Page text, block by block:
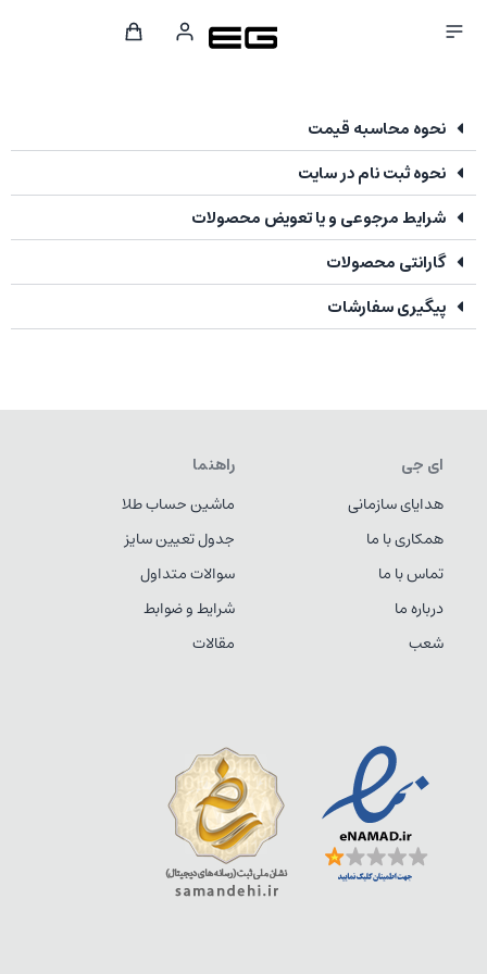
نحوه محاسبه قیمت
نحوه ثبت نام در سایت
شرایط مرجوعی و یا تعویض محصولات
گارانتی محصولات
پیگیری سفارشات
ای جی
هدایای سازمانی
همکاری با ما
تماس با ما
درباره ما
شعب
راهنما
ماشین حساب طلا
جدول تعیین سایز
سوالات متداول
شرایط و ضوابط
مقالات